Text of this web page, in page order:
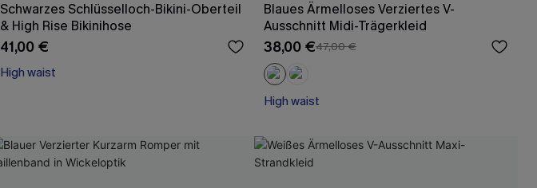
Schwarzes Schlüsselloch-Bikini-Oberteil
& High Rise Bikinihose
41,00 €
High waist
Blaues Ärmelloses Verziertes V-
Ausschnitt Midi-Trägerkleid
38,00 €47,00 €
High waist